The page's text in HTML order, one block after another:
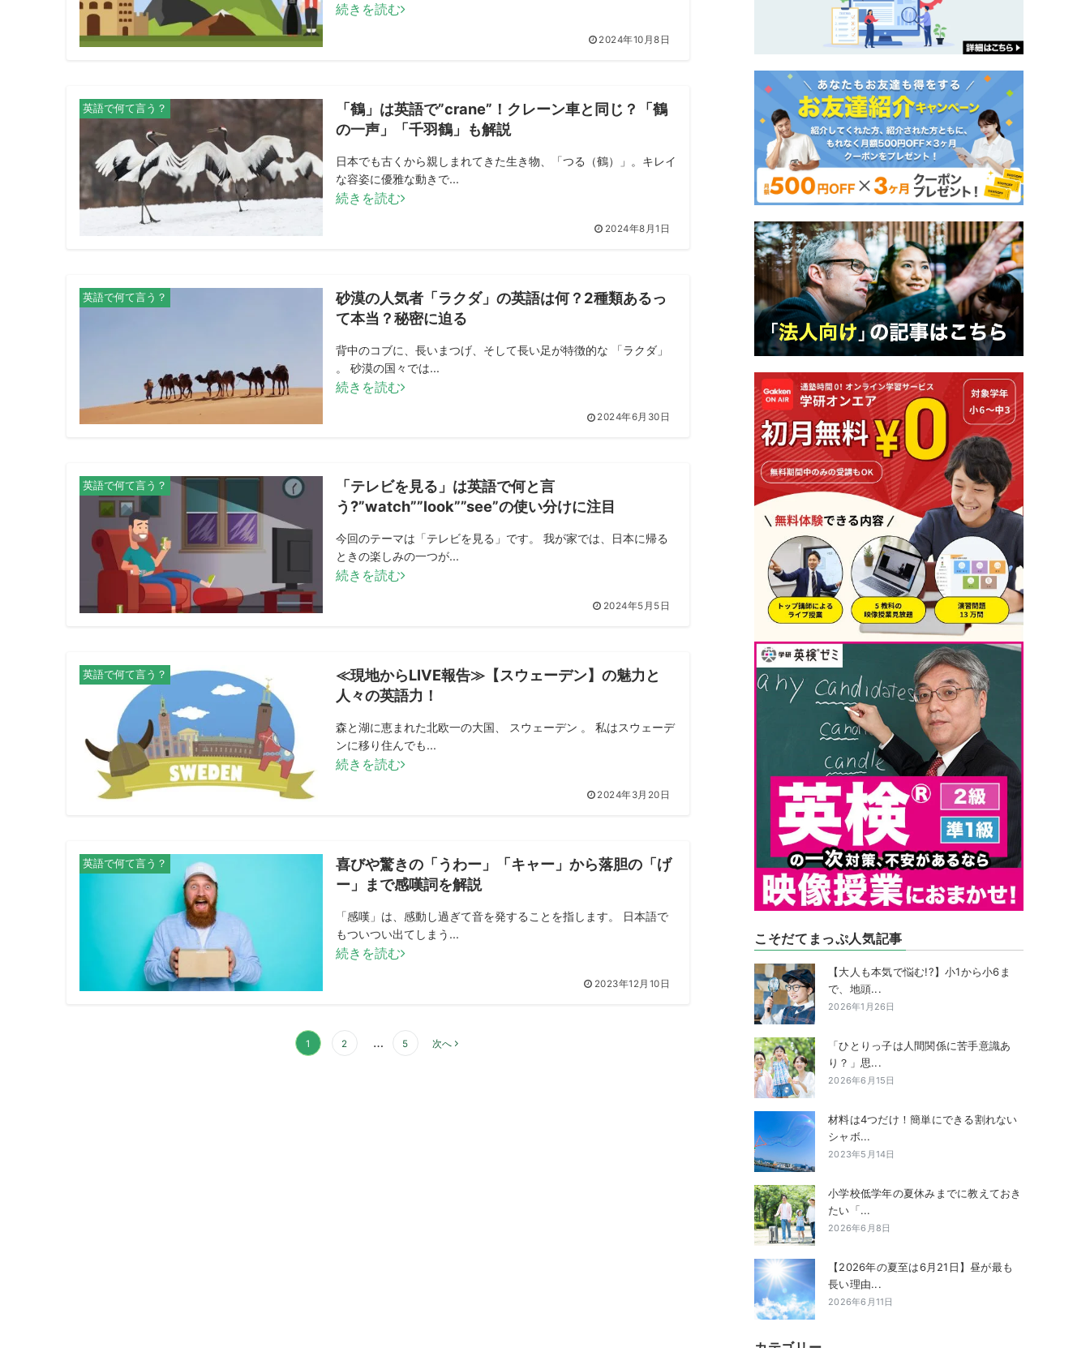
2024年10月8日
続きを読む
英語で何て言う？
「鶴」は英語で”crane”！クレーン車と同じ？「鶴
の一声」「千羽鶴」も解説
日本でも古くから親しまれてきた生き物、「つる（鶴）」。キレイ
な容姿に優雅な動きで...
2024年8月1日
続きを読む
英語で何て言う？
砂漠の人気者「ラクダ」の英語は何？2種類あるっ
て本当？秘密に迫る
背中のコブに、長いまつげ、そして長い足が特徴的な 「ラクダ」
。 砂漠の国々では...
2024年6月30日
続きを読む
英語で何て言う？
「テレビを見る」は英語で何と言
う?”watch””look””see”の使い分けに注目
今回のテーマは「テレビを見る」です。 我が家では、日本に帰る
ときの楽しみの一つが...
2024年5月5日
続きを読む
英語で何て言う？
≪現地からLIVE報告≫【スウェーデン】の魅力と
人々の英語力！
森と湖に恵まれた北欧一の大国、 スウェーデン 。 私はスウェーデ
ンに移り住んでも...
2024年3月20日
続きを読む
英語で何て言う？
喜びや驚きの「うわー」「キャー」から落胆の「げ
ー」まで感嘆詞を解説
「感嘆」は、感動し過ぎて音を発することを指します。 日本語で
もついつい出てしまう...
2023年12月10日
続きを読む
1 2 … 5 次へ
こそだてまっぷ人気記事
【大人も本気で悩む!?】小1から小6ま
で、地頭...
2026年1月26日
「ひとりっ子は人間関係に苦手意識あ
り？」思...
2026年6月15日
材料は4つだけ！簡単にできる割れない
シャボ...
2023年5月14日
小学校低学年の夏休みまでに教えておき
たい「...
2026年6月8日
【2026年の夏至は6月21日】昼が最も
長い理由...
2026年6月11日